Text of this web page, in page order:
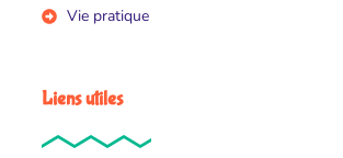
Vie pratique
Liens utiles